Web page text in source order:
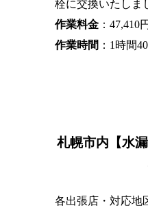
栓に交換いたしま
作業料金 ：47,410円
作業時間 ：1時間
札幌市内【水
各出張店・対応地